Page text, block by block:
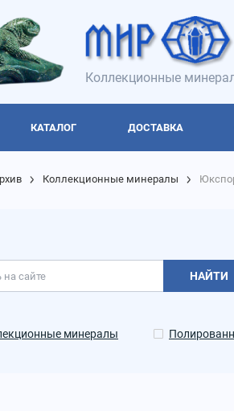
Коллекционные
КАТАЛОГ ДОСТАВКА
Коллекционные минералы
НАЙТИ
минералы